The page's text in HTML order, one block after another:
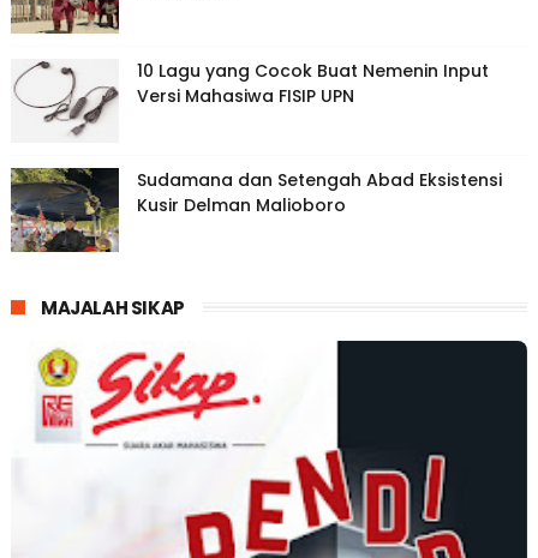
10 Lagu yang Cocok Buat Nemenin Input
Versi Mahasiwa FISIP UPN
Sudamana dan Setengah Abad Eksistensi
Kusir Delman Malioboro
MAJALAH SIKAP